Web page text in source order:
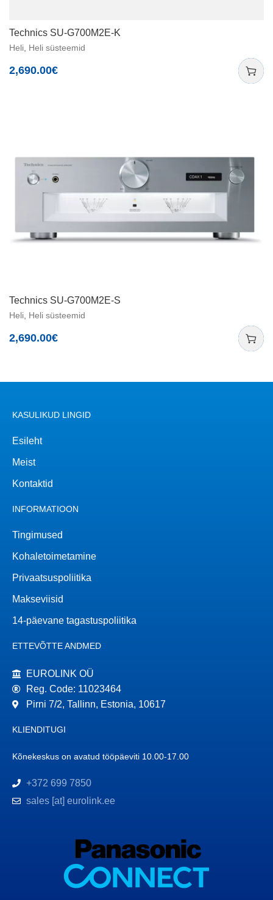
Technics SU-G700M2E-K
Heli Heli süsteemid
2,690.00€
Technics SU-G700M2E-S
Heli Heli süsteemid
2,690.00€
KASULIKUD LINGID
Esileht
Meist
Kontaktid
INFORMATIOON
Tingimused
Kohaletoimetamine
Privaatsuspoliitika
Makseviisid
14-päevane tagastuspoliitika
ETTEVÕTTE ANDMED
EUROLINK OÜ
Reg. Code: 11023464
Pirni 7/2, Tallinn, Estonia, 10617
KLIENDITUGI
Kõnekeskus on avatud tööpäeviti 10.00-17.00
+372 699 7850
sales [at] eurolink.ee